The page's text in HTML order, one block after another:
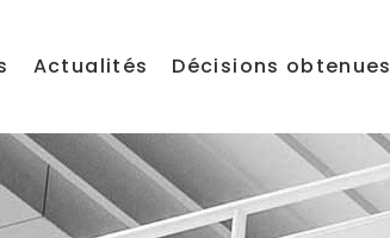
Actualités Décisions obtenues